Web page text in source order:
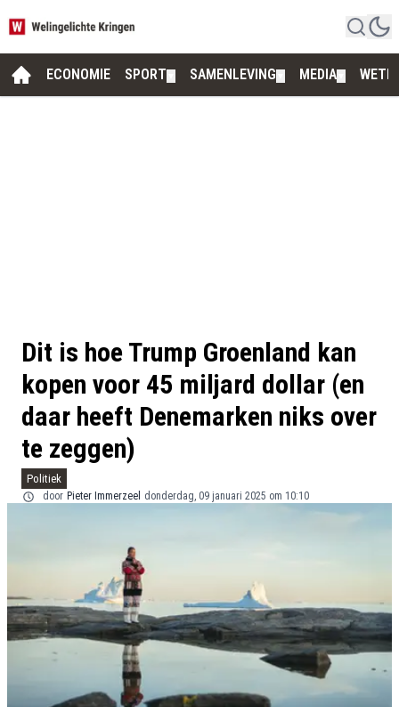
ECONOMIE SPORT SAMENLEVING MEDIA
Dit is hoe Trump Groenland kan
kopen voor 45 miljard dollar (en
daar heeft Denemarken niks over
te zeggen)
Politiek
door Pieter Immerzeel donderdag, 09 januari 2025 om 10:10